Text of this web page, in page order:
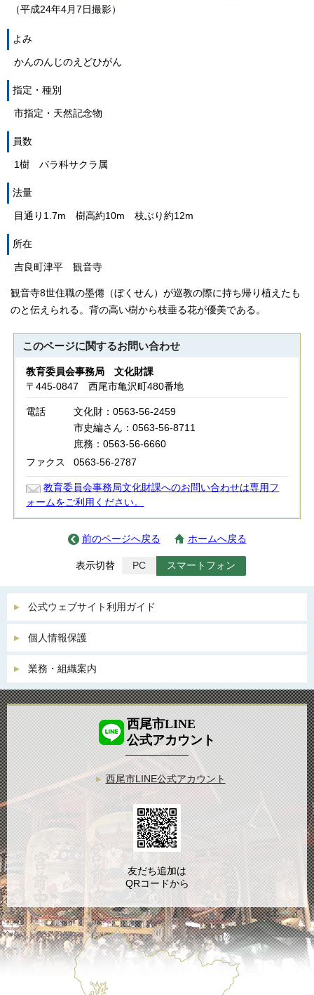
（平成24年4月7日撮影）
よみ
かんのんじのえどひがん
指定・種別
市指定・天然記念物
員数
1樹 バラ科サクラ属
法量
目通り1.7m 樹高約10m 枝ぶり約12m
所在
吉良町津平 観音寺
観音寺8世住職の墨僊（ぼくせん）が巡教の際に持ち帰り植えたも
のと伝えられる。背の高い樹から枝垂る花が優美である。
このページに関するお問い合わせ
教育委員会事務局 文化財課
〒445-0847 西尾市亀沢町480番地
電話
文化財：0563-56-2459
市史編さん：0563-56-8711
庶務：0563-56-6660
ファクス
0563-56-2787
教育委員会事務局文化財課へのお問い合わせは専用フ
ォームをご利用ください。
前のページへ戻る ホームへ戻る
表示切替 PC スマートフォン
公式ウェブサイト利用ガイド
個人情報保護
業務・組織案内
西尾市LINE
公式アカウント
西尾市LINE公式アカウント
友だち追加は
QRコードから